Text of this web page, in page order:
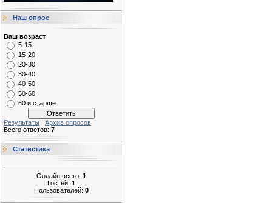
Наш опрос
Ваш возраст
5-15
15-20
20-30
30-40
40-50
50-60
60 и старше
Результаты | Архив опросов
Всего ответов: 7
Статистика
Онлайн всего: 1
Гостей: 1
Пользователей: 0